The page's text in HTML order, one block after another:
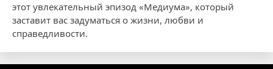
этот увлекательный эпизод «Медиума», который
заставит вас задуматься о жизни, любви и
справедливости.